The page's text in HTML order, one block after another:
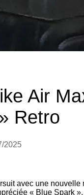
Air
Retro
2025
avec une nouvelle
« Blue Spark